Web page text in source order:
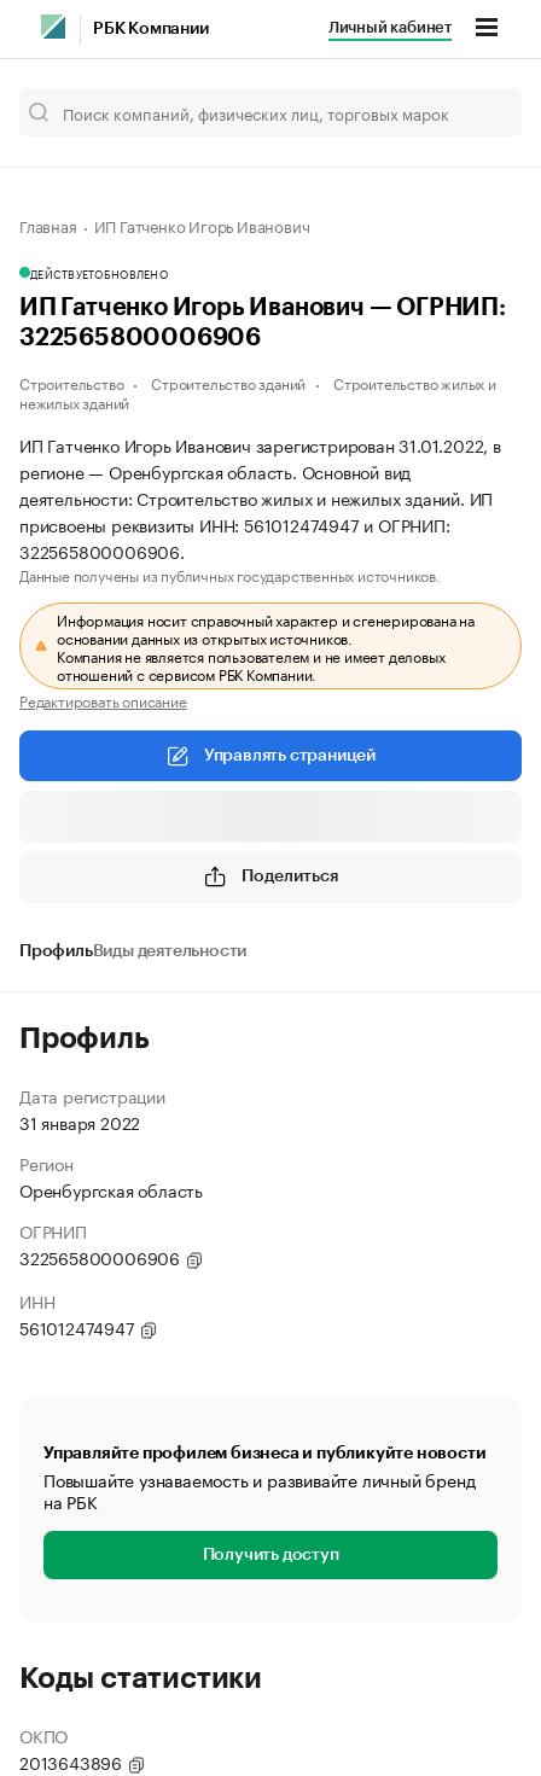
РБК Компании Личный кабинет
Главная ИП Гатченко Игорь Иванович
ДЕЙСТВУЕТОБНОВЛЕНО
ИП Гатченко Игорь Иванович — ОГРНИП:
322565800006906
Строительство Строительство зданий
Строительство жилых и
нежилых зданий
ИП Гатченко Игорь Иванович зарегистрирован 31.01.2022, в
регионе — Оренбургская область. Основной вид
деятельности: Строительство жилых и нежилых зданий. ИП
присвоены реквизиты ИНН: 561012474947 и ОГРНИП:
322565800006906.
Данные получены из публичных государственных источников.
Информация носит справочный характер и сгенерирована на
основании данных из открытых источников.
Компания не является пользователем и не имеет деловых
отношений с сервисом РБК Компании.
Редактировать описание
Управлять страницей
Поделиться
ПрофильВиды деятельности
Профиль
Дата регистрации
31 января 2022
Регион
Оренбургская область
ОГРНИП
322565800006906
ИНН
561012474947
Управляйте профилем бизнеса и публикуйте новости
Повышайте узнаваемость и развивайте личный бренд
на РБК
Получить доступ
Коды статистики
ОКПО
2013643896